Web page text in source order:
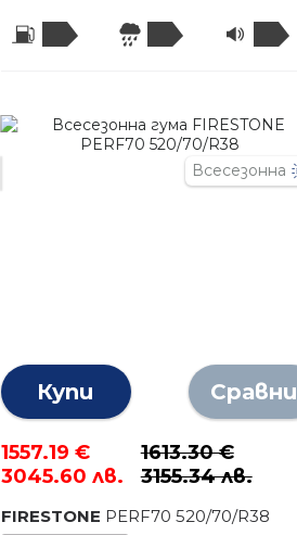
Всесезонна
Купи Сравни
1557.19 €
3045.60 лв.
1613.30 €
3155.34 лв.
FIRESTONE PERF70 520/70/R38